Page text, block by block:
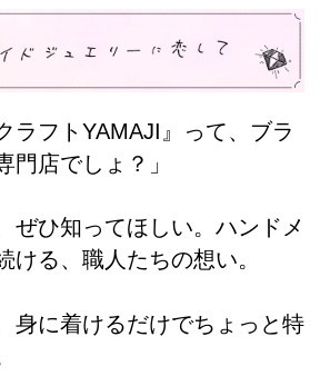
ラフトYAMAJI』って、ブラ
門店でしょ？」
ぜひ知ってほしい。ハンドメ
ける、職人たちの想い。
身に着けるだけでちょっと特